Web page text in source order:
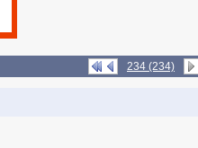
234 (234)